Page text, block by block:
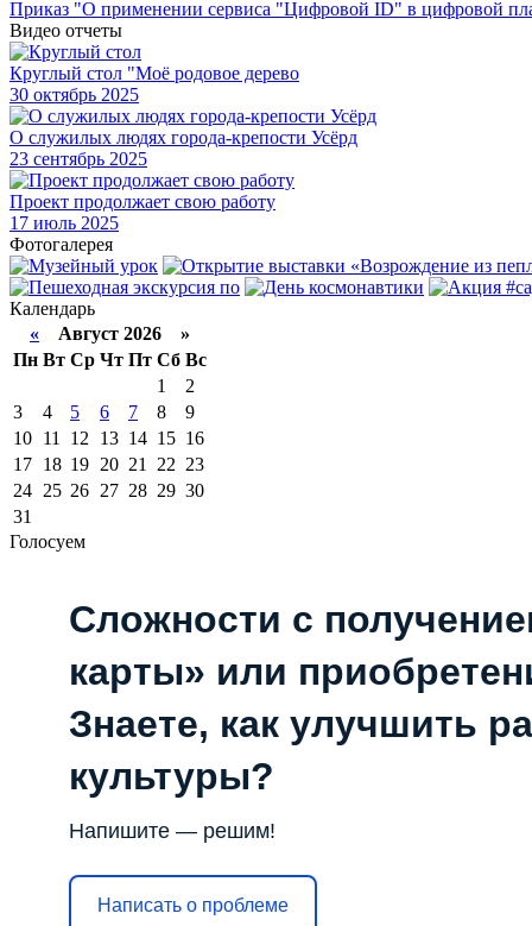
Приказ "О применении сервиса "Цифровой ID" в цифровой
Видео отчеты
Круглый стол "Моё родовое дерево
30 октябрь 2025
О служилых людях города-крепости Усёрд
23 сентябрь 2025
Проект продолжает свою работу
17 июль 2025
Фотогалерея
Календарь
« Август 2026 »
Пн Вт Ср Чт Пт Сб Вс
1
2
3
4 5 6 7 8
9
10 11 12 13 14 15 16
17 18 19 20 21 22 23
24 25 26 27 28 29 30
31
Голосуем
Сложности с
карты» или
Знаете, как улучшить
культуры?
Напишите — решим!
Написать о проблеме